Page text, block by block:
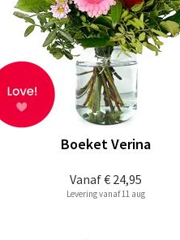
Vanaf€ 24,95
Boeket Verina
Levering vanaf 11 aug